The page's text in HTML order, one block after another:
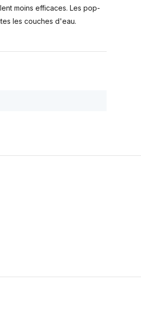
moins efficaces. Les pop-
les couches d'eau.